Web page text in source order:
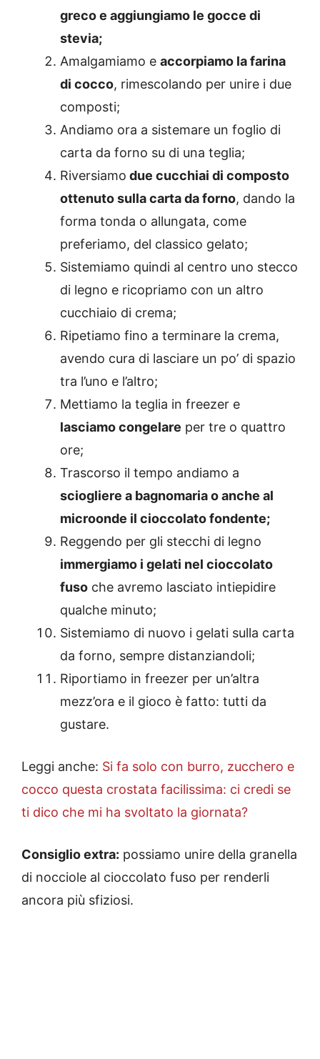
greco e aggiungiamo le gocce di
stevia;
Amalgamiamo e accorpiamo la farina
di cocco, rimescolando per unire i due
composti;
Andiamo ora a sistemare un foglio di
carta da forno su di una teglia;
Riversiamo due cucchiai di composto
ottenuto sulla carta da forno, dando la
forma tonda o allungata, come
preferiamo, del classico gelato;
Sistemiamo quindi al centro uno stecco
di legno e ricopriamo con un altro
cucchiaio di crema;
Ripetiamo fino a terminare la crema,
avendo cura di lasciare un po’ di spazio
tra l’uno e l’altro;
Mettiamo la teglia in freezer e
lasciamo congelare per tre o quattro
ore;
Trascorso il tempo andiamo a
sciogliere a bagnomaria o anche al
microonde il cioccolato fondente;
Reggendo per gli stecchi di legno
immergiamo i gelati nel cioccolato
fuso che avremo lasciato intiepidire
qualche minuto;
Sistemiamo di nuovo i gelati sulla carta
da forno, sempre distanziandoli;
Riportiamo in freezer per un’altra
mezz’ora e il gioco è fatto: tutti da
gustare.
Leggi anche: Si fa solo con burro, zucchero e
cocco questa crostata facilissima: ci credi se
ti dico che mi ha svoltato la giornata?
Consiglio extra: possiamo unire della granella
di nocciole al cioccolato fuso per renderli
ancora più sfiziosi.